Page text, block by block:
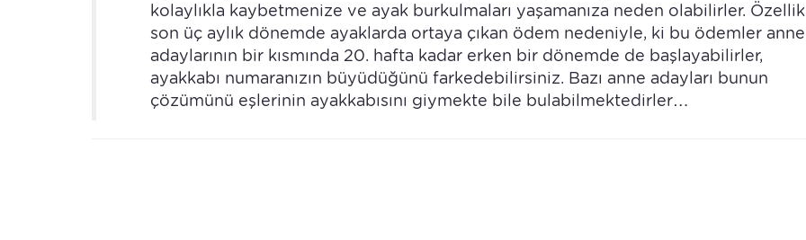
kolaylıkla kaybetmenize ve ayak burkulmaları yaşamanıza neden olabilirler.
son üç aylık dönemde ayaklarda ortaya çıkan ödem nedeniyle, ki bu ödemler anne
adaylarının bir kısmında 20. hafta kadar erken bir dönemde de başlayabilirler,
ayakkabı numaranızın büyüdüğünü farkedebilirsiniz. Bazı anne adayları bunun
çözümünü eşlerinin ayakkabısını giymekte bile bulabilmektedirler…